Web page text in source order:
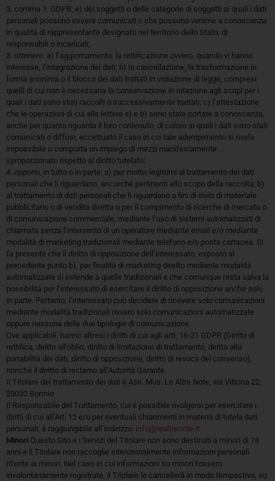
3, comma 1, GDPR; e) dei soggetti o delle categorie di soggetti ai quali i dati
personali possono essere comunicati o che possono venirne a conoscenza
in qualità di rappresentante designato nel territorio dello Stato, di
responsabili o incaricati;
3. ottenere: a) l’aggiornamento, la rettificazione ovvero, quando vi hanno
interesse, l’integrazione dei dati; b) la cancellazione, la trasformazione in
forma anonima o il blocco dei dati trattati in violazione di legge, compresi
quelli di cui non è necessaria la conservazione in relazione agli scopi per i
quali i dati sono stati raccolti o successivamente trattati; c) l’attestazione
che le operazioni di cui alle lettere a) e b) sono state portate a conoscenza,
anche per quanto riguarda il loro contenuto, di coloro ai quali i dati sono stati
comunicati o diffusi, eccettuato il caso in cui tale adempimento si rivela
impossibile o comporta un impiego di mezzi manifestamente
sproporzionato rispetto al diritto tutelato;
4. opporsi, in tutto o in parte: a) per motivi legittimi al trattamento dei dati
personali che li riguardano, ancorché pertinenti allo scopo della raccolta; b)
al trattamento di dati personali che li riguardano a fini di invio di materiale
pubblicitario o di vendita diretta o per il compimento di ricerche di mercato o
di comunicazione commerciale, mediante l’uso di sistemi automatizzati di
chiamata senza l’intervento di un operatore mediante email e/o mediante
modalità di marketing tradizionali mediante telefono e/o posta cartacea. Si
fa presente che il diritto di opposizione dell’interessato, esposto al
precedente punto b), per finalità di marketing diretto mediante modalità
automatizzate si estende a quelle tradizionali e che comunque resta salva la
possibilità per l’interessato di esercitare il diritto di opposizione anche solo
in parte. Pertanto, l’interessato può decidere di ricevere solo comunicazioni
mediante modalità tradizionali ovvero solo comunicazioni automatizzate
oppure nessuna delle due tipologie di comunicazione.
Ove applicabili, hanno altresì i diritti di cui agli artt. 16-21 GDPR (Diritto di
rettifica, diritto all’oblio, diritto di limitazione di trattamento, diritto alla
portabilità dei dati, diritto di opposizione, diritto di revoca del consenso),
nonché il diritto di reclamo all’Autorità Garante.
Il Titolare del trattamento dei dati è Ass. Mus. Le Altre Note, via Vittoria 22,
23032 Bormio
Il Responsabile del Trattamento, cui è possibile rivolgersi per esercitare i
diritti di cui all’Art. 12 e/o per eventuali chiarimenti in materia di tutela dati
personali, è raggiungibile all’indirizzo: info@lealtrenote.it
Minori Questo Sito e i Servizi del Titolare non sono destinati a minori di 18
anni e il Titolare non raccoglie intenzionalmente informazioni personali
riferite ai minori. Nel caso in cui informazioni su minori fossero
involontariamente registrate, il Titolare le cancellerà in modo tempestivo, su